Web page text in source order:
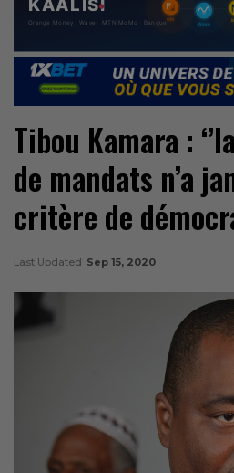
Tibou Kamara :
de mandats n’a
critère de
Last Updated Sep 15, 2020